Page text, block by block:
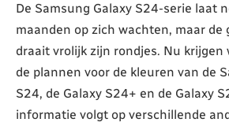
De Samsung Galaxy S24-serie laat
maanden op zich wachten, maar
draait vrolijk zijn rondjes. Nu
de plannen voor de kleuren van de
S24, de Galaxy S24+ en de Galaxy
informatie volgt op verschillende